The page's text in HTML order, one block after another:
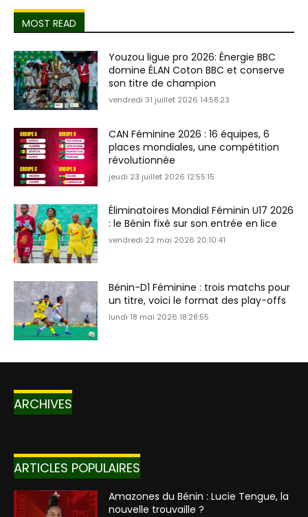
MOST READ
Youzou ligue pro 2026: Énergie BBC
domine ÉLAN Coton BBC et conserve
son titre de champion
vendredi 31 juillet 2026 14:58:23
CAN Féminine 2026 : 16 équipes, 6
places mondiales, une compétition
révolutionnée
jeudi 23 juillet 2026 12:55:15
Éliminatoires Mondial Féminin U17 2026
: le Bénin fixé sur son entrée en lice
vendredi 22 mai 2026 20:10:41
Bénin-D1 Féminine : trois matchs pour
un titre, voici le format des play-offs
lundi 18 mai 2026 18:28:55
ARCHIVES
ARTICLES POPULAIRES
Amazones du Bénin : Lucie Tengue, la
nouvelle trouvaille ?